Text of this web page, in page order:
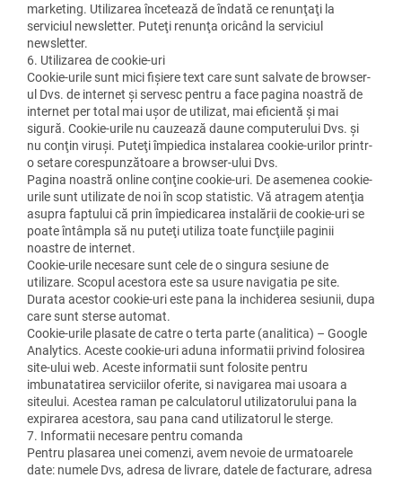
marketing. Utilizarea încetează de îndată ce renunţaţi la
serviciul newsletter. Puteţi renunţa oricând la serviciul
newsletter.
6. Utilizarea de cookie-uri
Cookie-urile sunt mici fişiere text care sunt salvate de browser-
ul Dvs. de internet şi servesc pentru a face pagina noastră de
internet per total mai uşor de utilizat, mai eficientă şi mai
sigură. Cookie-urile nu cauzează daune computerului Dvs. şi
nu conţin viruşi. Puteţi împiedica instalarea cookie-urilor printr-
o setare corespunzătoare a browser-ului Dvs.
Pagina noastră online conţine cookie-uri. De asemenea cookie-
urile sunt utilizate de noi în scop statistic. Vă atragem atenţia
asupra faptului că prin împiedicarea instalării de cookie-uri se
poate întâmpla să nu puteţi utiliza toate funcţiile paginii
noastre de internet.
Cookie-urile necesare sunt cele de o singura sesiune de
utilizare. Scopul acestora este sa usure navigatia pe site.
Durata acestor cookie-uri este pana la inchiderea sesiunii, dupa
care sunt sterse automat.
Cookie-urile plasate de catre o terta parte (analitica) – Google
Analytics. Aceste cookie-uri aduna informatii privind folosirea
site-ului web. Aceste informatii sunt folosite pentru
imbunatatirea serviciilor oferite, si navigarea mai usoara a
siteului. Acestea raman pe calculatorul utilizatorului pana la
expirarea acestora, sau pana cand utilizatorul le sterge.
7. Informatii necesare pentru comanda
Pentru plasarea unei comenzi, avem nevoie de urmatoarele
date: numele Dvs, adresa de livrare, datele de facturare, adresa